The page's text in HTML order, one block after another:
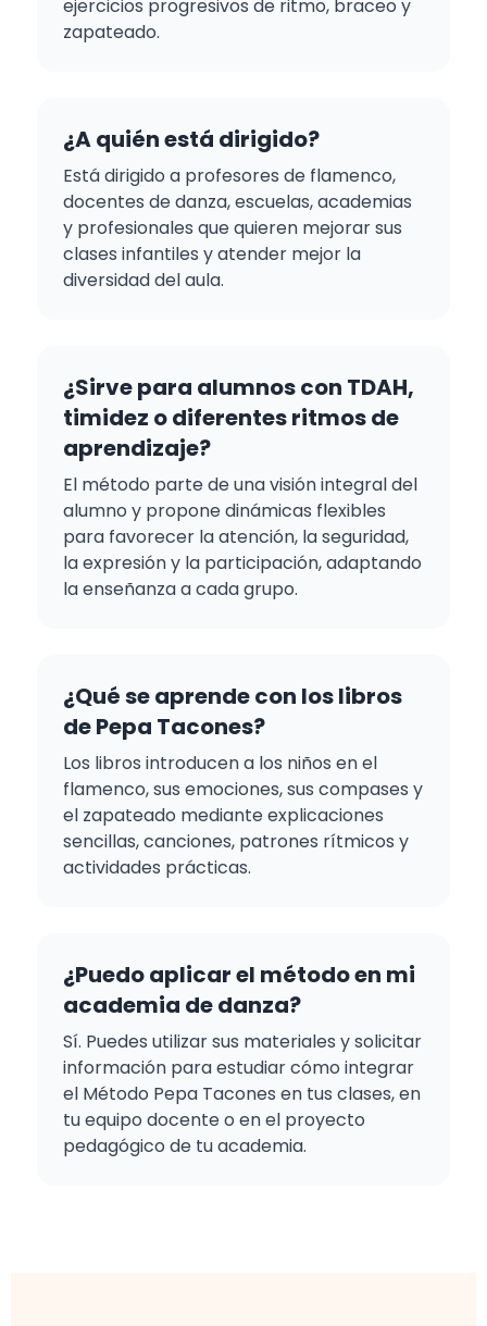
ejercicios progresivos de ritmo, braceo y
zapateado.
¿A quién está dirigido?
Está dirigido a profesores de flamenco,
docentes de danza, escuelas, academias
y profesionales que quieren mejorar sus
clases infantiles y atender mejor la
diversidad del aula.
¿Sirve para alumnos con TDAH,
timidez o diferentes ritmos de
aprendizaje?
El método parte de una visión integral del
alumno y propone dinámicas flexibles
para favorecer la atención, la seguridad,
la expresión y la participación, adaptando
la enseñanza a cada grupo.
¿Qué se aprende con los libros
de Pepa Tacones?
Los libros introducen a los niños en el
flamenco, sus emociones, sus compases y
el zapateado mediante explicaciones
sencillas, canciones, patrones rítmicos y
actividades prácticas.
¿Puedo aplicar el método en mi
academia de danza?
Sí. Puedes utilizar sus materiales y solicitar
información para estudiar cómo integrar
el Método Pepa Tacones en tus clases, en
tu equipo docente o en el proyecto
pedagógico de tu academia.